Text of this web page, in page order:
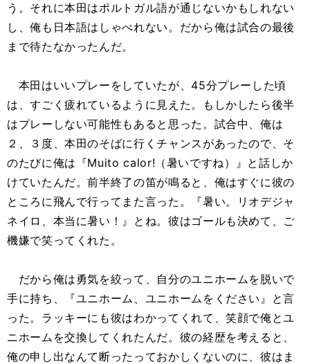
う。それに本田はポルトガル語が通じないかもしれない
し、俺も日本語はしゃべれない。だから俺は試合の最後
まで待たなかったんだ。
本田はいいプレーをしていたが、45分プレーした頃
は、すごく疲れているように見えた。もしかしたら後半
はプレーしない可能性もあると思った。試合中、俺は
２、３度、本田のそばに行くチャンスがあったので、そ
のたびに俺は『Muito calor!（暑いですね）』と話しか
けていたんだ。前半終了の笛が鳴ると、俺はすぐに彼の
ところに飛んで行ってまた言った。『暑い。リオデジャ
ネイロ、本当に暑い！』とね。彼はゴールも決めて、ご
機嫌で笑ってくれた。
だから俺は勇気を絞って、自分のユニホームを脱いで
手に持ち、『ユニホーム、ユニホームをください』と言
った。ラッキーにも彼はわかってくれて、笑顔で俺とユ
ニホームを交換してくれたんだ。彼の経歴を考えると、
俺の申し出なんて断ったっておかしくないのに、彼はま